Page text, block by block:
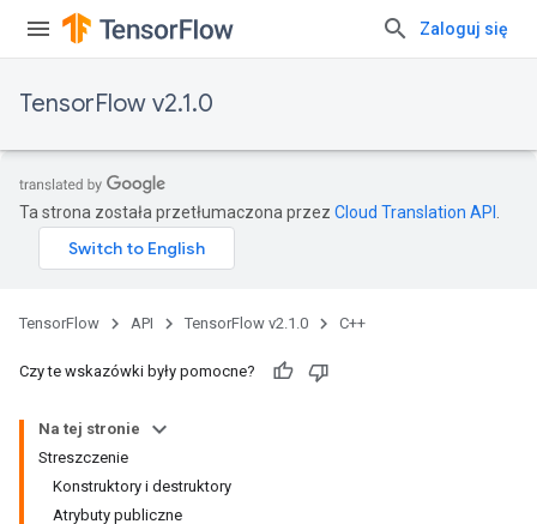
Zaloguj się
TensorFlow v2.1.0
Ta strona została przetłumaczona przez Cloud Translation API
TensorFlow API TensorFlow v2.1.0 C++
Czy te wskazówki były pomocne?
Na tej stronie
Streszczenie
Konstruktory i destruktory
Atrybuty publiczne